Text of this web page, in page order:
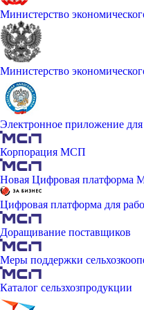
Министерство
Министерство
Электронное приложение
Корпорация МСП
Новая Цифровая платформа
Цифровая платформа для
Доращивание поставщиков
Меры поддержки
Каталог сельзхозпродукции